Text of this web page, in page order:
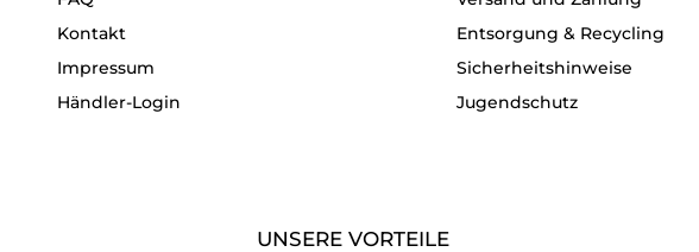
Kontakt
Impressum
Händler-Login
Entsorgung & Recycling
Sicherheitshinweise
Jugendschutz
UNSERE VORTEILE